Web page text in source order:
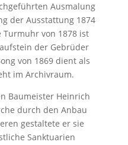
Ausmalung
der Ausstattung 1874
von 1878 ist
der Gebrüder
von 1869 dient als
im Archivraum.
Baumeister Heinrich
durch den Anbau
gestaltete er sie
Sanktuarien